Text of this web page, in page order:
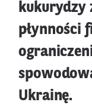
kukurydzy
płynności
Ukrainę.